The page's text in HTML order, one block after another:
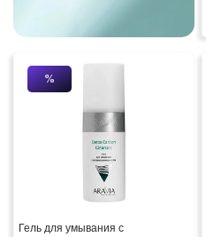
%
Гель для умывания с